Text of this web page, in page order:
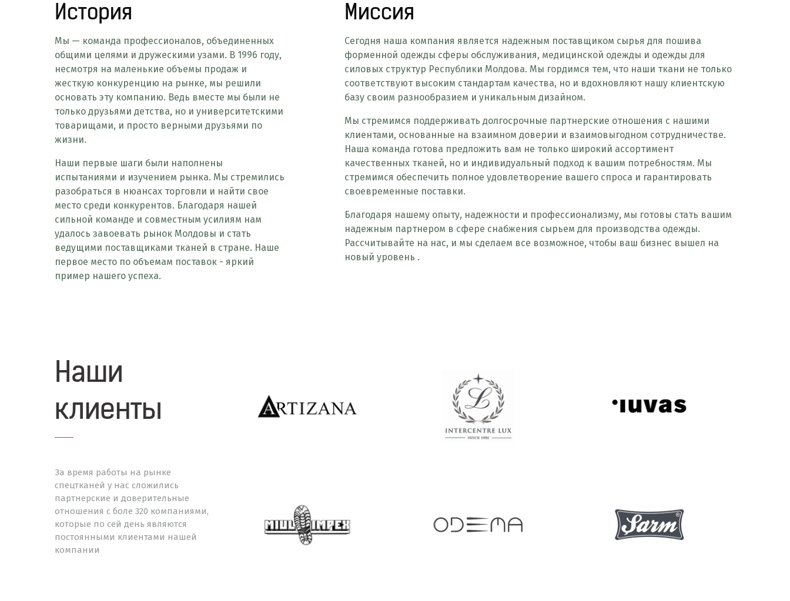
История
Мы — команда профессионалов, объединенных
общими целями и дружескими узами. В 1996 году,
несмотря на маленькие объемы продаж и
жесткую конкуренцию на рынке, мы решили
основать эту компанию. Ведь вместе мы были не
только друзьями детства, но и университетскими
товарищами, и просто верными друзьями по
жизни.
Наши первые шаги были наполнены
испытаниями и изучением рынка. Мы стремились
разобраться в нюансах торговли и найти свое
место среди конкурентов. Благодаря нашей
сильной команде и совместным усилиям нам
удалось завоевать рынок Молдовы и стать
ведущими поставщиками тканей в стране. Наше
первое место по объемам поставок - яркий
пример нашего успеха.
Миссия
Сегодня наша компания является надежным поставщиком сырья для пошива
форменной одежды сферы обслуживания, медицинской одежды и одежды для
силовых структур Республики Молдова. Мы гордимся тем, что наши ткани не только
соответствуют высоким стандартам качества, но и вдохновляют нашу клиентскую
базу своим разнообразием и уникальным дизайном.
Мы стремимся поддерживать долгосрочные партнерские отношения с нашими
клиентами, основанные на взаимном доверии и взаимовыгодном сотрудничестве.
Наша команда готова предложить вам не только широкий ассортимент
качественных тканей, но и индивидуальный подход к вашим потребностям. Мы
стремимся обеспечить полное удовлетворение вашего спроса и гарантировать
своевременные поставки.
Благодаря нашему опыту, надежности и профессионализму, мы готовы стать вашим
надежным партнером в сфере снабжения сырьем для производства одежды.
Рассчитывайте на нас, и мы сделаем все возможное, чтобы ваш бизнес вышел на
новый уровень .
Наши
клиенты
За время работы на рынке
спецтканей у нас сложились
партнерские и доверительные
отношения с боле 320 компаниями,
которые по сей день являются
постоянными клиентами нашей
компании